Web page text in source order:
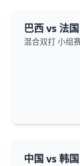
巴西 vs 法国
混合双打 小组
中国 vs 韩国